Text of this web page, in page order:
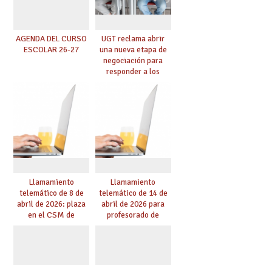
AGENDA DEL CURSO
ESCOLAR 26-27
UGT reclama abrir
una nueva etapa de
negociación para
responder a los
nuevos desafíos de la
educación
Llamamiento
telemático de 8 de
abril de 2026: plaza
en el CSM de
Llamamiento
telemático de 14 de
abril de 2026 para
profesorado de